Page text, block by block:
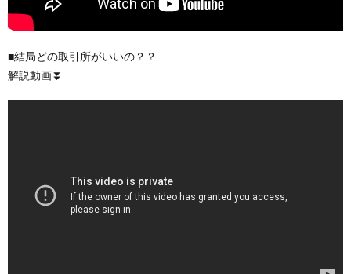
■結局どの取引所がいいの？？
解説動画⏬